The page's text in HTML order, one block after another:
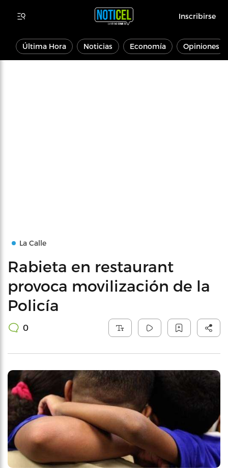
Inscribirse
Última Hora Noticias Economía Opiniones
La Calle
Rabieta en restaurant
provoca movilización de la
Policía
0